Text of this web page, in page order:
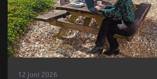
12 juni 2026